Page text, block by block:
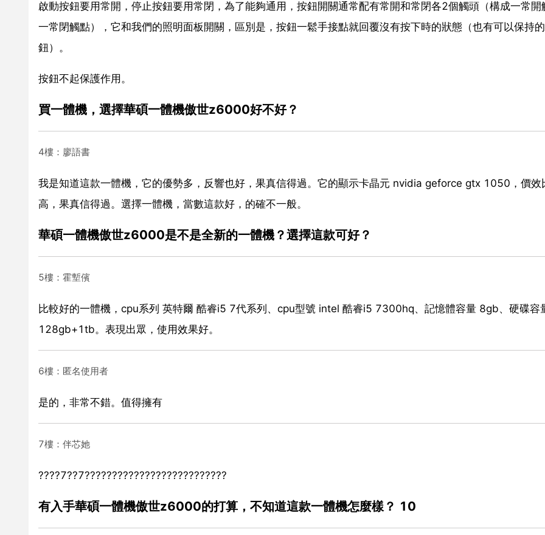
啟動按鈕要用常開，停止按鈕要用常閉，為了能夠通用，按鈕開關通常配有常開和常閉各2個觸頭（構成一常開
一常閉觸點），它和我們的照明面板開關，區別是，按鈕一鬆手接點就回覆沒有按下時的狀態（也有可以保持
鈕）。
按鈕不起保護作用。
買一體機，選擇華碩一體機傲世z6000好不好？
4樓：廖語書
我是知道這款一體機，它的優勢多，反響也好，果真信得過。它的顯示卡晶元 nvidia geforce gtx 1050，價效
高，果真信得過。選擇一體機，當數這款好，的確不一般。
華碩一體機傲世z6000是不是全新的一體機？選擇這款可好？
5樓：霍塹儐
比較好的一體機，cpu系列 英特爾 酷睿i5 7代系列、cpu型號 intel 酷睿i5 7300hq、記憶體容量 8gb、硬碟容
128gb+1tb。表現出眾，使用效果好。
6樓：匿名使用者
是的，非常不錯。值得擁有
7樓：伴芯她
????7??7??????????????????????????
有入手華碩一體機傲世z6000的打算，不知道這款一體機怎麼樣？ 10